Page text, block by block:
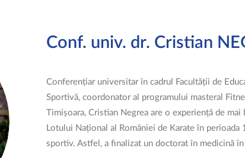
Conf. univ. dr. Cristian
Conferențiar universitar în cadrul Facultății de
Sportivă, coordonator al programului masteral
Timișoara, Cristian Negrea are o experiență de
Lotului Național al României de Karate în
sportiv. Astfel, a finalizat un doctorat în medicină